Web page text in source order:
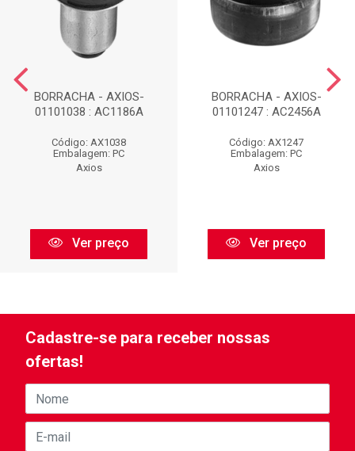
BORRACHA - AXIOS-
01101038 : AC1186A
Código: AX1038
Embalagem: PC
Axios
Ver preço
BORRACHA - AXIOS-
01101247 : AC2456A
Código: AX1247
Embalagem: PC
Axios
Ver preço
Cadastre-se para receber nossas
ofertas!